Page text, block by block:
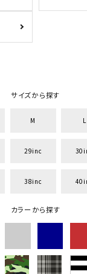
30inc
KIDS
サイズから探す
M L
29inc
38inc
カラーから探す